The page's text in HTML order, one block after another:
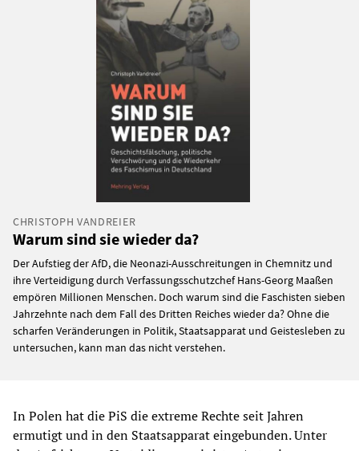
CHRISTOPH VANDREIER
Warum sind sie wieder da?
Der Aufstieg der AfD, die Neonazi-Ausschreitungen in Chemnitz und
ihre Verteidigung durch Verfassungsschutzchef Hans-Georg Maaßen
empören Millionen Menschen. Doch warum sind die Faschisten sieben
Jahrzehnte nach dem Fall des Dritten Reiches wieder da? Ohne die
scharfen Veränderungen in Politik, Staatsapparat und Geistesleben zu
untersuchen, kann man das nicht verstehen.
In Polen hat die PiS die extreme Rechte seit Jahren
ermutigt und in den Staatsapparat eingebunden. Unter